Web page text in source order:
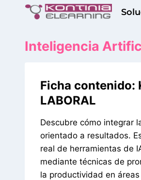
Inteligencia
Ficha contenido:
LABORAL
Descubre cómo integrar
orientado a resultados.
real de herramientas de
mediante técnicas de
la productividad en